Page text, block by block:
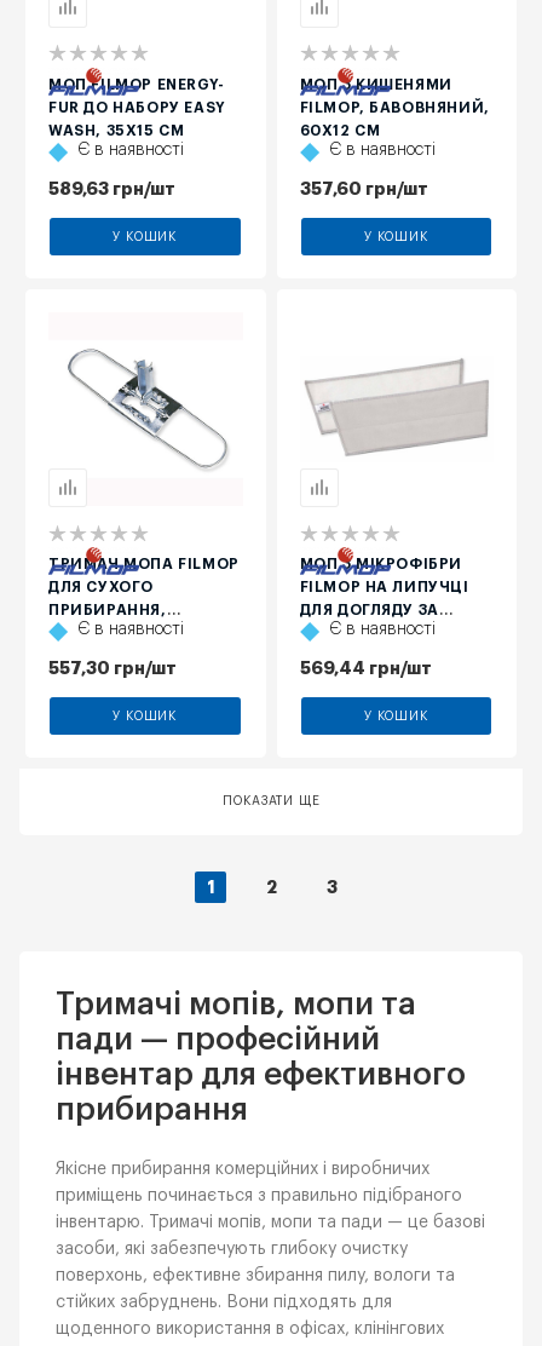
МОП FILMOP ENERGY-
FUR ДО НАБОРУ EASY
WASH, 35Х15 СМ
Є в наявності
589,63 грн/шт
У КОШИК
МОП З КИШЕНЯМИ
FILMOP, БАВОВНЯНИЙ,
60Х12 СМ
Є в наявності
357,60 грн/шт
У КОШИК
ТРИМАЧ МОПА FILMOP
ДЛЯ СУХОГО
ПРИБИРАННЯ,
МЕТАЛЕВИЙ, 60Х9 СМ
Є в наявності
557,30 грн/шт
У КОШИК
МОП З МІКРОФІБРИ
FILMOP НА ЛИПУЧЦІ
ДЛЯ ДОГЛЯДУ ЗА
ПОЛІРОВАНИМИ
Є в наявності
569,44 грн/шт
У КОШИК
ПОКАЗАТИ ЩЕ
1 2 3
Тримачі мопів, мопи та
пади — професійний
інвентар для ефективного
прибирання
Якісне прибирання комерційних і виробничих
приміщень починається з правильно підібраного
інвентарю. Тримачі мопів, мопи та пади — це базові
засоби, які забезпечують глибоку очистку
поверхонь, ефективне збирання пилу, вологи та
стійких забруднень. Вони підходять для
щоденного використання в офісах, клінінгових